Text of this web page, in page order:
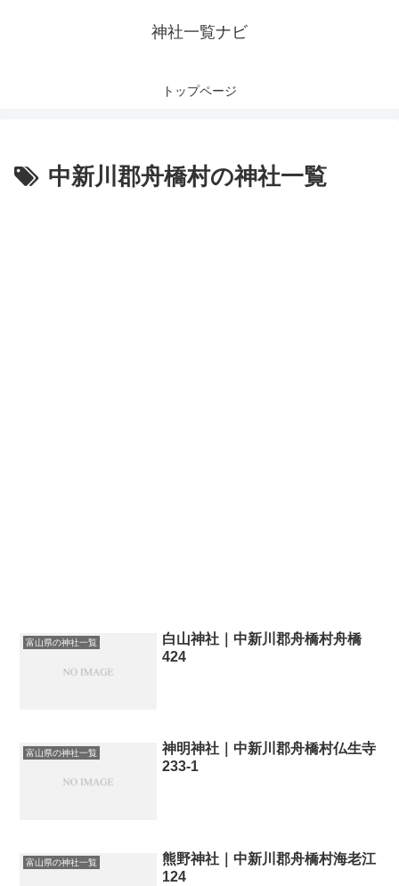
神社一覧ナビ
トップページ
中新川郡舟橋村の神社一覧
富山県の神社一覧
白山神社｜中新川郡舟橋村舟橋
424
富山県の神社一覧
神明神社｜中新川郡舟橋村仏生寺
233-1
富山県の神社一覧
熊野神社｜中新川郡舟橋村海老江
124